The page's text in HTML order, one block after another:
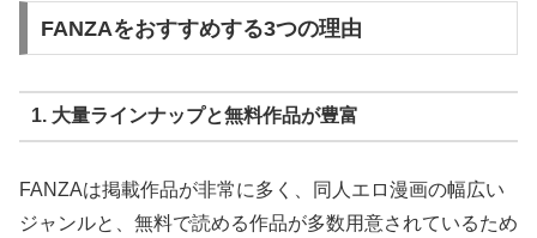
FANZAをおすすめする3つの理由
1. 大量ラインナップと無料作品が豊富
FANZAは掲載作品が非常に多く、同人エロ漫画の幅広い
ジャンルと、無料で読める作品が多数用意されているため